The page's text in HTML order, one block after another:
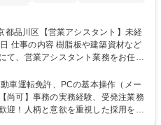
ど
て、営業アシスタント業務をお任せ
出力、各所への発注・加工依頼のほ
注・発注業務：FA
プリントアウト、各仕入先・協力会
請求書の作成および発送手配 ■商
車運転免許、PCの基本操作（メー
尚可】事務の実務経験、受発注業務
迎！人柄と意欲を重視した採用を行